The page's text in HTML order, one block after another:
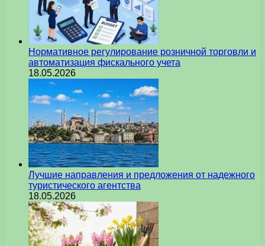
Нормативное регулирование розничной торговли и
автоматизация фискального учета
18.05.2026
Лучшие направления и предложения от надежного
туристического агентства
18.05.2026